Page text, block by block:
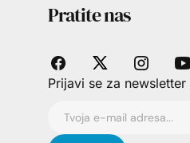
Pratite nas
Prijavi se za newsletter